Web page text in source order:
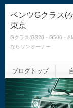
ベンツGクラス(
東京
Gクラス(G320・G500・
ならワンオーナー
ブログトップ